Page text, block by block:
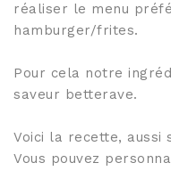
réaliser le menu
hamburger/frites.
Pour cela notre
saveur betterave.
Voici la recette, aussi
Vous pouvez